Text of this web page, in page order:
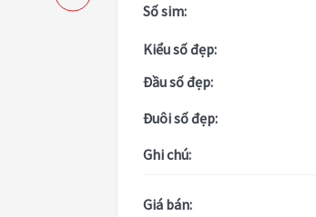
Số sim:
Kiểu số đẹp:
Đầu số đẹp:
Đuôi số đẹp:
Ghi chú:
Giá bán: